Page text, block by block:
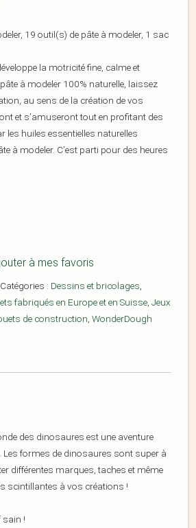
19 outil(s) de pâte à modeler, 1 sac
la motricité fine, calme et
à modeler 100% naturelle, laissez
au sens de la création de vos
et s’amuseront tout en profitant des
les huiles essentielles naturelles
à modeler. C’est parti pour des heures
à mes favoris
Catégories : Dessins et bricolages,
fabriqués en Europe et en Suisse, Jeux
de construction, WonderDough
des dinosaures est une aventure
Les formes de dinosaures sont super à
différentes marques, taches et même
scintillantes à vos créations !
sain !